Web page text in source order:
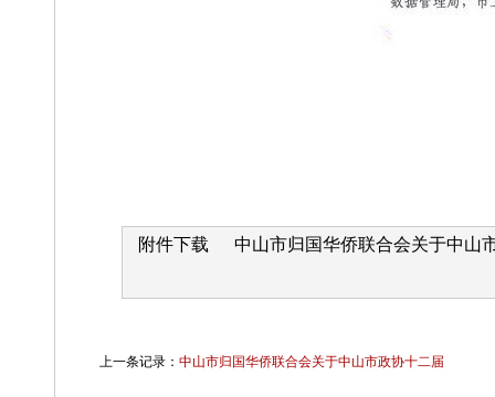
附件下载 中山市归国华侨联合会关于中山
上一条记录： 中山市归国华侨联合会关于中山市政协十二届